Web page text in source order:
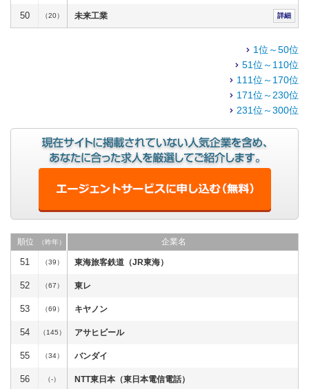
50 （20） 未来工業 詳細
1位～50位
51位～110位
111位～170位
171位～230位
231位～300位
順位 （昨年） 企業名
51 （39） 東海旅客鉄道（JR東海）
52 （67） 東レ
53 （69） キヤノン
54 （145） アサヒビール
55 （34） バンダイ
56 （-） NTT東日本（東日本電信電話）